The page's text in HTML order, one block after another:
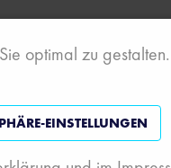
Temperaturmessung
optimal zu
EINSTELLUNGEN